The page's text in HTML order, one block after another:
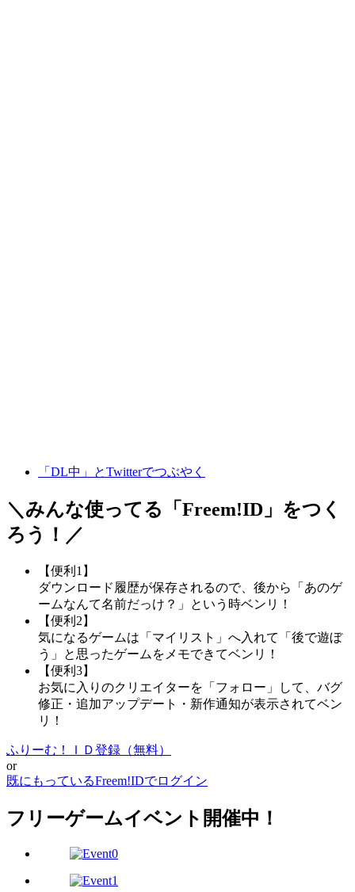
「DL中」とTwitterでつぶやく
＼みんな使ってる「 Freem!ID 」をつく
ろう！／
【便利1】
ダウンロード履歴が保存されるので、後から「あのゲ
ームなんて名前だっけ？」という時ベンリ！
【便利2】
気になるゲームは「マイリスト」へ入れて「後で遊ぼ
う」と思ったゲームをメモできてベンリ！
【便利3】
お気に入りのクリエイターを「フォロー」して、バグ
修正・追加アップデート・新作通知が表示されてベン
リ！
ふりーむ！ＩＤ登録（無料）
or
既にもっているFreem!IDでログイン
フリーゲームイベント開催中！